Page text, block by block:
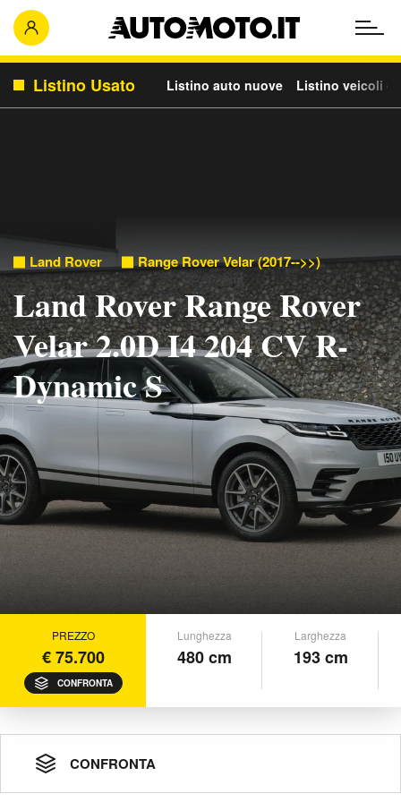
Listino Usato Listino auto nuove Listino veicoli
Land Rover Range Rover Velar (2017-->>)
Land Rover Range Rover
Velar 2.0D I4 204 CV R-
Dynamic S
PREZZO
€ 75.700
CONFRONTA
Lunghezza
480 cm
Larghezza
193 cm
CONFRONTA